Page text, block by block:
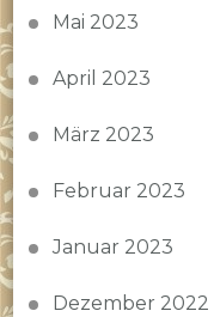
Mai 2023
April 2023
März 2023
Februar 2023
Januar 2023
Dezember 2022